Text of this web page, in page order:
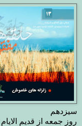
سیزدهم
روز جمعه از قدیم